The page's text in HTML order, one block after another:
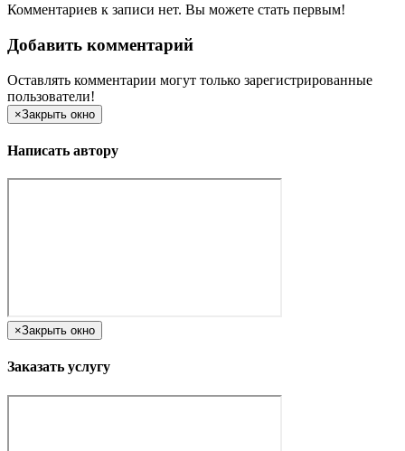
Комментариев к записи нет. Вы можете стать первым!
Добавить комментарий
Оставлять комментарии могут только зарегистрированные
пользователи!
×Закрыть окно
Написать автору
×Закрыть окно
Заказать услугу